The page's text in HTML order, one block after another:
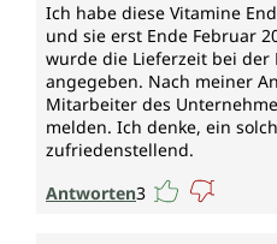
Ich habe diese Vitamine
und sie erst Ende Februar
wurde die Lieferzeit bei der
angegeben. Nach meiner
Mitarbeiter des
melden. Ich denke, ein
zufriedenstellend.
Antworten3